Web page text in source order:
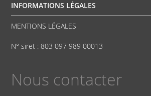
INFORMATIONS LÉGALES
MENTIONS LÉGALES
N° siret : 803 097 989 00013
Nous contacter